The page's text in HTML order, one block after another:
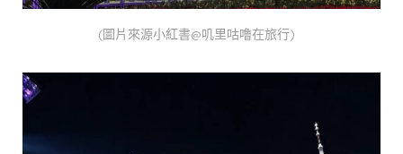
(圖片來源小紅書@叽里咕噜在旅行)